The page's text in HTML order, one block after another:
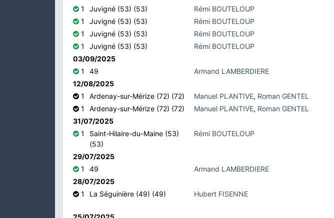
1
Juvigné (53) (53)
Rémi BOUTELOUP
1
Juvigné (53) (53)
Rémi BOUTELOUP
1
Juvigné (53) (53)
Rémi BOUTELOUP
1
Juvigné (53) (53)
Rémi BOUTELOUP
03/09/2025
1
49
Armand LAMBERDIERE
12/08/2025
1
Ardenay-sur-Mérize (72) (72) Manuel PLANTIVE, Roman GENTEL
1
Ardenay-sur-Mérize (72) (72) Manuel PLANTIVE, Roman GENTEL
31/07/2025
1
Saint-Hilaire-du-Maine (53)
(53)
Rémi BOUTELOUP
29/07/2025
1
49
Armand LAMBERDIERE
28/07/2025
1
La Séguinière (49) (49) Hubert FISENNE